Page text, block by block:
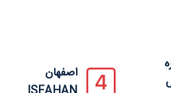
اصفهان